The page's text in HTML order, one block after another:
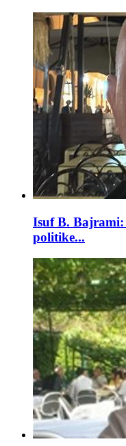
Isuf B.
politike...